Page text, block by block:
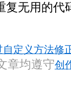
复无用的代
自定义方法修
章均遵守创